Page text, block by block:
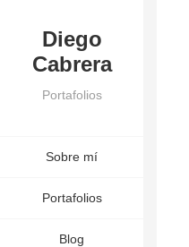
Diego
Cabrera
Portafolios
Sobre mí
Portafolios
Blog